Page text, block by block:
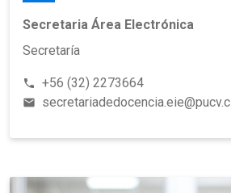
Secretaria Área Electrónica
Secretaría
phone +56 (32) 2273664
email secretariadedocencia.eie@pucv.cl